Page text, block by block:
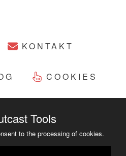
KONTAKT
COOKIES
©2014 - 2023
Tools
to the processing of cookies.